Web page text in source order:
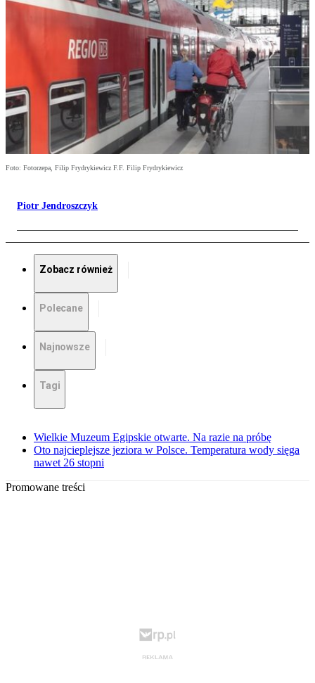
Foto: Fotorzepa, Filip Frydrykiewicz F.F. Filip Frydrykiewicz
Piotr Jendroszczyk
Zobacz również
Polecane
Najnowsze
Tagi
Wielkie Muzeum Egipskie otwarte. Na razie na próbę
Oto najcieplejsze jeziora w Polsce. Temperatura wody sięga
nawet 26 stopni
Promowane treści